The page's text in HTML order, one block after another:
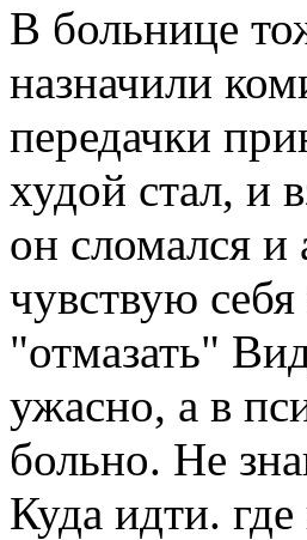
В больнице
назначили
передачки
худой стал, и
он сломался и
чувствую
"отмазать"
ужасно, а в
больно. Не
Куда идти.